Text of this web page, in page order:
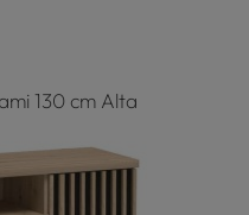
130 cm Alta